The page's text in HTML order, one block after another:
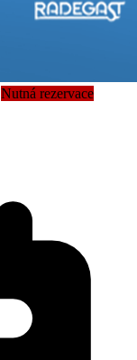
Nutná rezervace